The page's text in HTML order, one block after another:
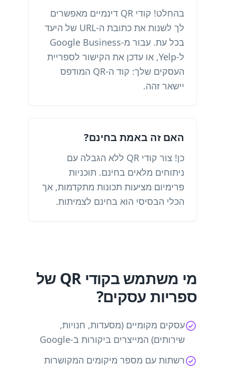
בהחלט! קודי QR דינמיים מאפשרים
לך לשנות את כתובת ה-URL של היעד
בכל עת. עבור מ-Google Business
ל-Yelp, או עדכן את הקישור לספריית
העסקים שלך: קוד ה-QR המודפס
יישאר זהה.
האם זה באמת בחינם?
כן! צור קודי QR ללא הגבלה עם
ניתוחים מלאים בחינם. תוכניות
פרימיום מציעות תכונות מתקדמות, אך
הכלי הבסיסי הוא בחינם לצמיתות.
מי משתמש בקודי QR של
ספריות עסקים?
עסקים מקומיים (מסעדות, חנויות,
שירותים) המייצרים ביקורות ב-Google
רשתות עם מספר מיקומים המקושרות